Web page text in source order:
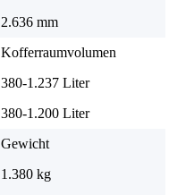
2.636 mm
Kofferraumvolumen
380-1.237 Liter
380-1.200 Liter
Gewicht
1.380 kg